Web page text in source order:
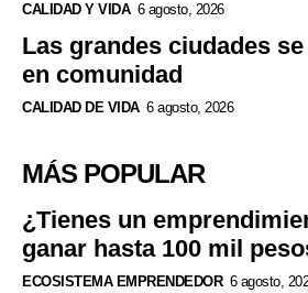
CALIDAD Y VIDA 6 agosto, 2026
Las grandes ciudades
en comunidad
CALIDAD DE VIDA 6 agosto, 2026
MÁS POPULAR
¿Tienes un
ganar hasta 100 mil
ECOSISTEMA EMPRENDEDOR 6 agosto,